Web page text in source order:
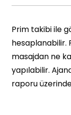
Prim takibi ile
hesaplanabilir.
masajdan ne
yapılabilir.
raporu